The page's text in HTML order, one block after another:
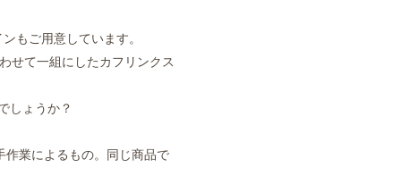
もご用意しています。
せて一組にしたカフリンクス
しょうか？
作業によるもの。同じ商品で